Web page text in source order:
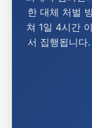
한 대체 처벌
쳐 1일 4시간
서 집행됩니다